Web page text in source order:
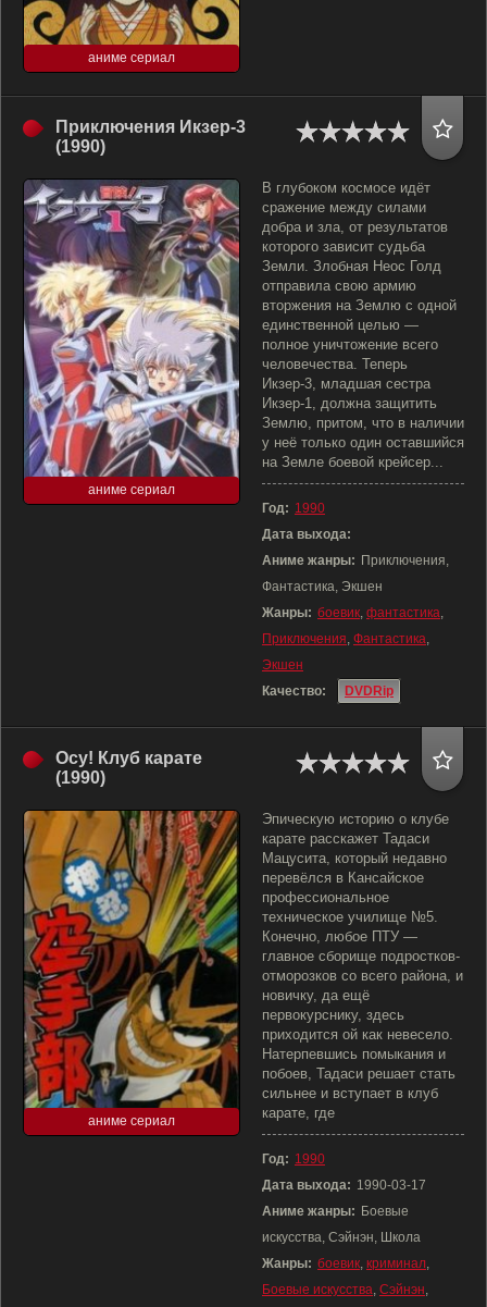
аниме сериал
Приключения Икзер-3
(1990)
аниме сериал
В глубоком космосе идёт
сражение между силами
добра и зла, от результатов
которого зависит судьба
Земли. Злобная Неос Голд
отправила свою армию
вторжения на Землю с одной
единственной целью —
полное уничтожение всего
человечества. Теперь
Икзер-3, младшая сестра
Икзер-1, должна защитить
Землю, притом, что в наличии
у неё только один оставшийся
на Земле боевой крейсер...
Год: 1990
Дата выхода:
Аниме жанры: Приключения,
Фантастика, Экшен
Жанры: боевик, фантастика,
Приключения, Фантастика,
Экшен
Качество:
DVDRip
Осу! Клуб карате
(1990)
аниме сериал
Эпическую историю о клубе
карате расскажет Тадаси
Мацусита, который недавно
перевёлся в Кансайское
профессиональное
техническое училище №5.
Конечно, любое ПТУ —
главное сборище подростков-
отморозков со всего района, и
новичку, да ещё
первокурснику, здесь
приходится ой как невесело.
Натерпевшись помыкания и
побоев, Тадаси решает стать
сильнее и вступает в клуб
карате, где
Год: 1990
Дата выхода: 1990-03-17
Аниме жанры: Боевые
искусства, Сэйнэн, Школа
Жанры: боевик, криминал,
Боевые искусства, Сэйнэн,